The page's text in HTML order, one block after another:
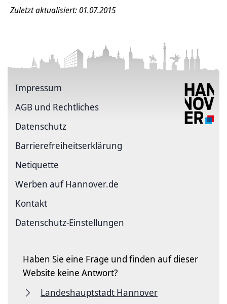
Zuletzt aktualisiert: 01.07.2015
Impressum
AGB und Rechtliches
Datenschutz
Barriere­freiheits­erklärung
Netiquette
Werben auf Hannover.de
Kontakt
Datenschutz-Einstellungen
Haben Sie eine Frage und finden auf dieser
Website keine Antwort?
Landeshauptstadt Hannover